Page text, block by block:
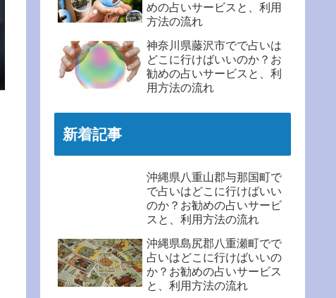
めの占いサービスと、利用
方法の流れ
神奈川県藤沢市でで占いは
どこに行けばいいのか？お
勧めの占いサービスと、利
用方法の流れ
新着記事
沖縄県八重山郡与那国町で
で占いはどこに行けばいい
のか？お勧めの占いサービ
スと、利用方法の流れ
沖縄県島尻郡八重瀬町でで
占いはどこに行けばいいの
か？お勧めの占いサービス
と、利用方法の流れ